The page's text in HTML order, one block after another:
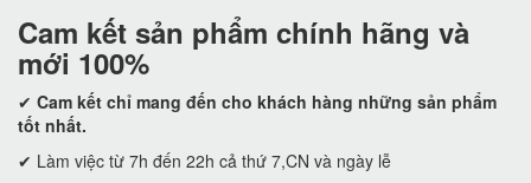
Cam kết sản phẩm chính hãng và
mới 100%
✔ Cam kết chỉ mang đến cho khách hàng những sản phẩm
tốt nhất.
✔ Làm việc từ 7h đến 22h cả thứ 7,CN và ngày lễ